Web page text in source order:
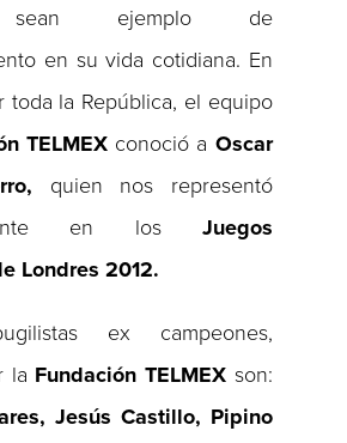
sean ejemplo de
en su vida cotidiana. En
toda la República, el equipo
TELMEX conoció a Oscar
quien nos representó
en los Juegos
Londres 2012.
ex campeones,
la Fundación TELMEX son:
Jesús Castillo, Pipino